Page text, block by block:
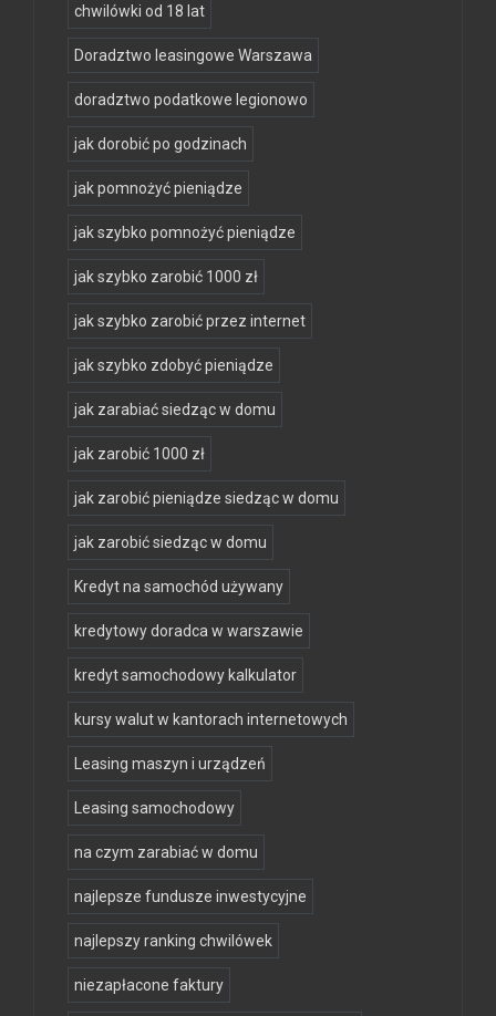
chwilówki od 18 lat
Doradztwo leasingowe Warszawa
doradztwo podatkowe legionowo
jak dorobić po godzinach
jak pomnożyć pieniądze
jak szybko pomnożyć pieniądze
jak szybko zarobić 1000 zł
jak szybko zarobić przez internet
jak szybko zdobyć pieniądze
jak zarabiać siedząc w domu
jak zarobić 1000 zł
jak zarobić pieniądze siedząc w domu
jak zarobić siedząc w domu
Kredyt na samochód używany
kredytowy doradca w warszawie
kredyt samochodowy kalkulator
kursy walut w kantorach internetowych
Leasing maszyn i urządzeń
Leasing samochodowy
na czym zarabiać w domu
najlepsze fundusze inwestycyjne
najlepszy ranking chwilówek
niezapłacone faktury